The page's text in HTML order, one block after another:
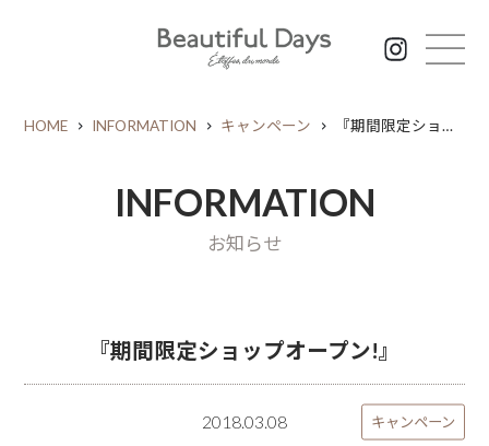
HOME INFORMATION キャンペーン 『期間限定ショップオープン!』
INFORMATION
お知らせ
『期間限定ショップオープン!』
2018.03.08 キャンペーン